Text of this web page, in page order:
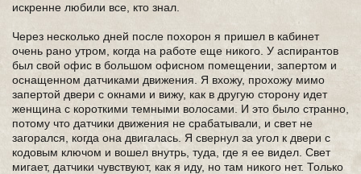
искренне любили все, кто знал.
Через несколько дней после похорон я пришел в кабинет
очень рано утром, когда на работе еще никого. У аспирантов
был свой офис в большом офисном помещении, запертом и
оснащенном датчиками движения. Я вхожу, прохожу мимо
запертой двери с окнами и вижу, как в другую сторону идет
женщина с короткими темными волосами. И это было странно,
потому что датчики движения не срабатывали, и свет не
загорался, когда она двигалась. Я свернул за угол к двери с
кодовым ключом и вошел внутрь, туда, где я ее видел. Свет
мигает, датчики чувствуют, как я иду, но там никого нет. Только